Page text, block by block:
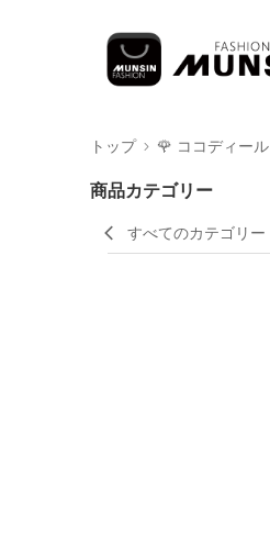
トップ 🌹 ココディール
商品カテゴリー
すべてのカテゴリー